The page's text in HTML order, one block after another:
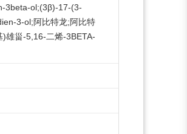
3beta-ol;(3β)-17-(3-
3-ol;阿比特龙;阿比特
雄甾-5,16-二烯-3BETA-